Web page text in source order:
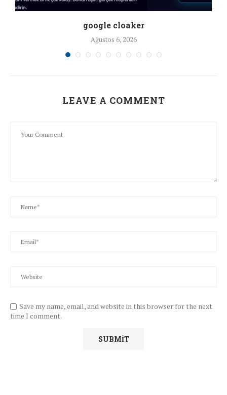
google cloaker
Ağustos 6, 2026
LEAVE A COMMENT
Save my name, email, and website in this browser for the next
time I comment.